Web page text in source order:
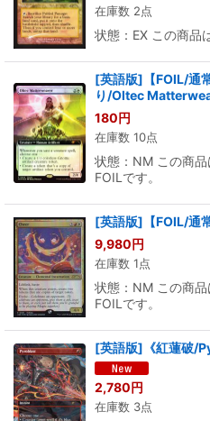
絞り
在庫数 2点
状態：EX この商品
[英語版]【FOIL/通
り/Oltec
180円
在庫数 10点
状態：NM この商
FOILです。
[英語版]【FOIL/通
9,980円
在庫数 1点
状態：NM この商
FOILです。
[英語版]《紅蓮破/
2,780円
在庫数 3点